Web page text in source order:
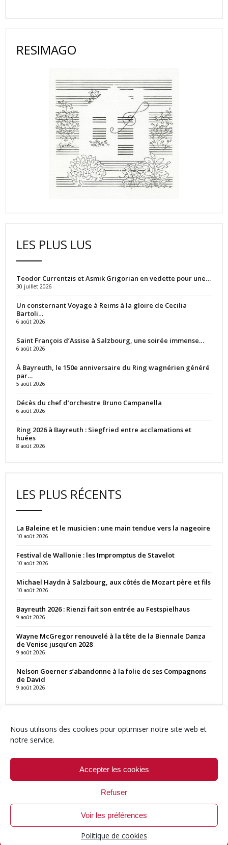
Nous utilisons des cookies pour optimiser notre site web et
notre service.
Accepter les cookies
Refuser
Voir les préférences
Politique de cookies
RESIMAGO
LES PLUS LUS
Teodor Currentzis et Asmik Grigorian en vedette pour une…
30 juillet 2026
Un consternant Voyage à Reims à la gloire de Cecilia
Bartoli…
6 août 2026
Saint François d’Assise à Salzbourg, une soirée immense…
6 août 2026
À Bayreuth, le 150e anniversaire du Ring wagnérien généré
par…
5 août 2026
Décès du chef d’orchestre Bruno Campanella
6 août 2026
Ring 2026 à Bayreuth : Siegfried entre acclamations et
huées
8 août 2026
LES PLUS RÉCENTS
La Baleine et le musicien : une main tendue vers la nageoire
10 août 2026
Festival de Wallonie : les Impromptus de Stavelot
10 août 2026
Michael Haydn à Salzbourg, aux côtés de Mozart père et fils
10 août 2026
Bayreuth 2026 : Rienzi fait son entrée au Festspielhaus
9 août 2026
Wayne McGregor renouvelé à la tête de la Biennale Danza
de Venise jusqu’en 2028
9 août 2026
Nelson Goerner s’abandonne à la folie de ses Compagnons
de David
9 août 2026
© 1999-2026 ResMusica.net Tous droits réservés.